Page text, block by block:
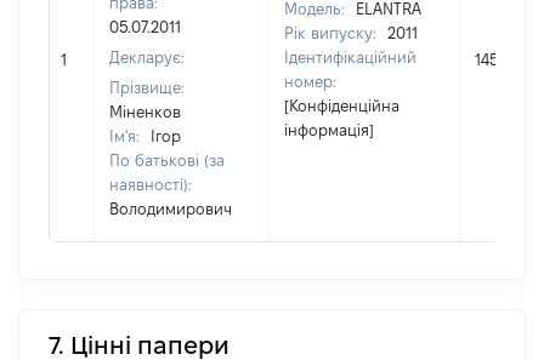
1
05.07.2011
Декларує:
Прізвище:
Міненков
Ім'я:
Ігор
По батькові (за
наявності):
Володимирович
Модель:
ELANTRA
Рік випуску:
2011
Ідентифікаційний
номер:
[Конфіденційна
інформація]
145600
7. Цінні папери